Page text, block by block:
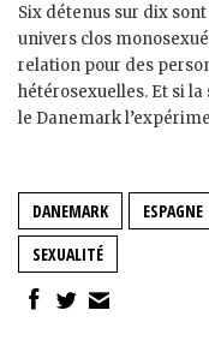
Six détenus sur dix
univers clos
relation pour des
hétérosexuelles. Et si la
le Danemark
DANEMARK ESPAGNE
SEXUALITÉ